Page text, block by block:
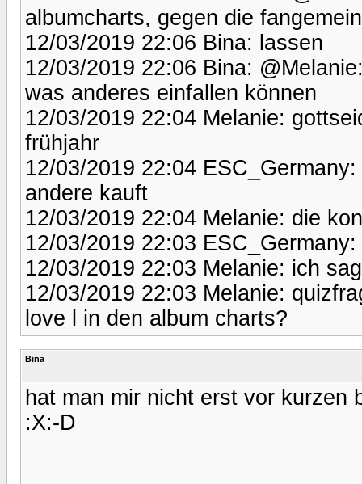
albumcharts, gegen die
12/03/2019 22:06 Bina: lassen
12/03/2019 22:06 Bina:
was anderes einfallen können
12/03/2019 22:04 Melanie:
frühjahr
12/03/2019 22:04
andere kauft
12/03/2019 22:04 Melanie: die
12/03/2019 22:03
12/03/2019 22:03 Melanie: ich
12/03/2019 22:03 Melanie:
love l in den album charts?
Bina
hat man mir nicht erst vor kurzen
:X:-D